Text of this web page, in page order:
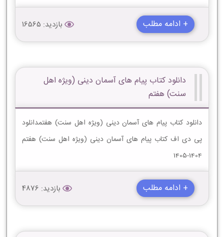
+ ادامه مطلب بازدید: 16565
دانلود کتاب پیام های آسمان دینی (ویژه اهل
سنت) هفتم
دانلود کتاب پیام های آسمان دینی (ویژه اهل سنت) هفتمدانلود
پی دی اف کتاب پیام های آسمان دینی (ویژه اهل سنت) هفتم
1404-1405
+ ادامه مطلب بازدید: 4876